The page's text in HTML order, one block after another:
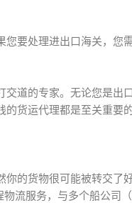
要处理进出口海关，您
道的专家。无论您是出
货运代理都是至关重要的
的货物很可能被转交了
流服务，与多个船公司（